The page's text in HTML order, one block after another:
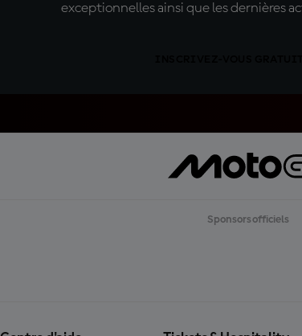
exceptionnelles ainsi que les dernières
Sponsors officiels